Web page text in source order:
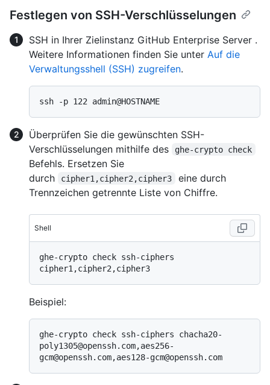
Festlegen von SSH-Verschlüsselungen
SSH in Ihrer Zielinstanz GitHub Enterprise Server .
Weitere Informationen finden Sie unter Auf die
Verwaltungsshell (SSH) zugreifen.
Überprüfen Sie die gewünschten SSH-
Verschlüsselungen mithilfe des
ghe-crypto check
Befehls. Ersetzen Sie
durch
cipher1,cipher2,cipher3
eine durch
Trennzeichen getrennte Liste von Chiffre.
Shell
ghe-crypto check ssh-ciphers
Beispiel:
ghe-crypto check ssh-ciphers chacha20-
poly1305@openssh.com,aes256-